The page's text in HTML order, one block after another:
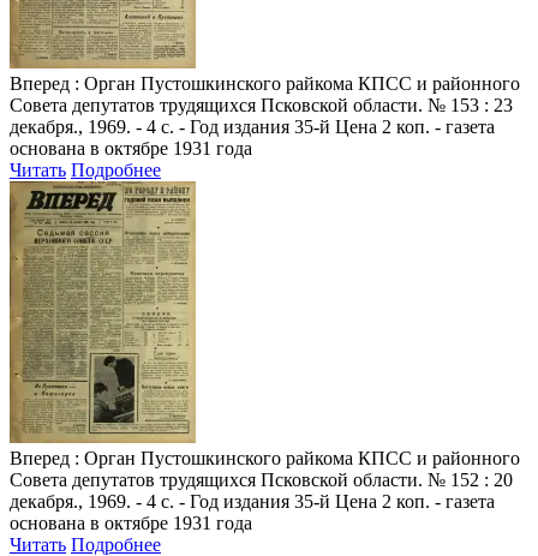
Вперед : Орган Пустошкинского райкома КПСС и районного
Совета депутатов трудящихся Псковской области. № 153 : 23
декабря., 1969. - 4 с. - Год издания 35-й Цена 2 коп. - газета
основана в октябре 1931 года
Читать Подробнее
Вперед : Орган Пустошкинского райкома КПСС и районного
Совета депутатов трудящихся Псковской области. № 152 : 20
декабря., 1969. - 4 с. - Год издания 35-й Цена 2 коп. - газета
основана в октябре 1931 года
Читать Подробнее